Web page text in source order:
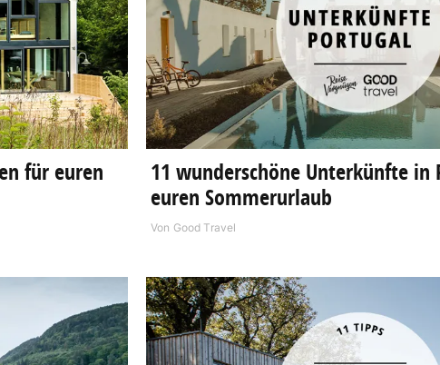
für euren
11 wunderschöne Unterkünfte in
euren Sommerurlaub
Von Good Travel